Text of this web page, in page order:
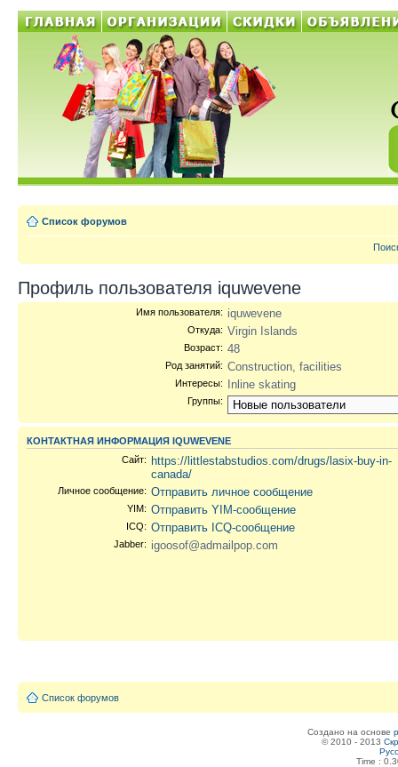
Список форумов
Профиль пользователя iquwevene
Имя пользователя: iquwevene
Откуда: Virgin Islands
Возраст: 48
Род занятий: Construction, facilities
Интересы: Inline skating
Группы:
КОНТАКТНАЯ ИНФОРМАЦИЯ IQUWEVENE
Сайт: https://littlestabstudios.com/drugs/lasix-buy-in-
canada/
Личное сообщение: Отправить личное сообщение
YIM: Отправить YIM-сообщение
ICQ: Отправить ICQ-сообщение
Jabber: igoosof@admailpop.com
Список форумов
Создано на основе
© 2010 - 2013
Time :